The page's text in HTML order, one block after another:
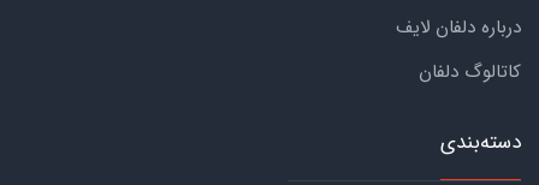
درباره دلفان لایف
کاتالوگ دلفان
دسته‌بندی